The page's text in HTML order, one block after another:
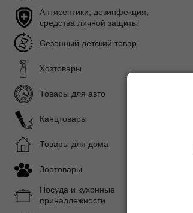
Антисептики, дезинфекция,
средства личной защиты
Сезонный детский товар
Хозтовары
Товары для авто
Канцтовары
Товары для дома
Зоотовары
Посуда и кухонные
принадлежности